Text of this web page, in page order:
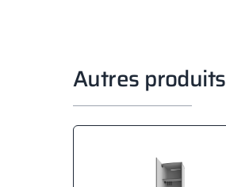
Autres produits